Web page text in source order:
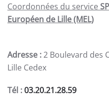
Coordonnées du service
Européen de Lille (MEL)
Adresse :2 Boulevard des
Lille Cedex
Tél :03.20.21.28.59